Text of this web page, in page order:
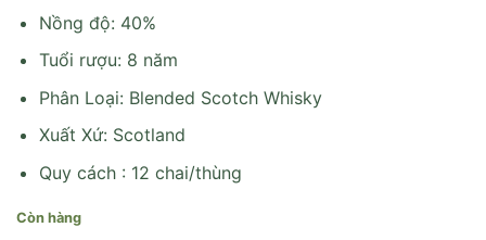
Nồng độ: 40%
Tuổi rượu: 8 năm
Phân Loại: Blended Scotch Whisky
Xuất Xứ: Scotland
Quy cách : 12 chai/thùng
Còn hàng